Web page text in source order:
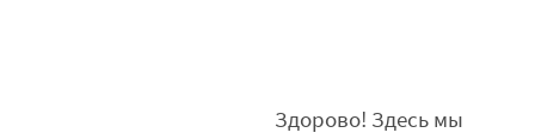
Здорово! Здесь мы